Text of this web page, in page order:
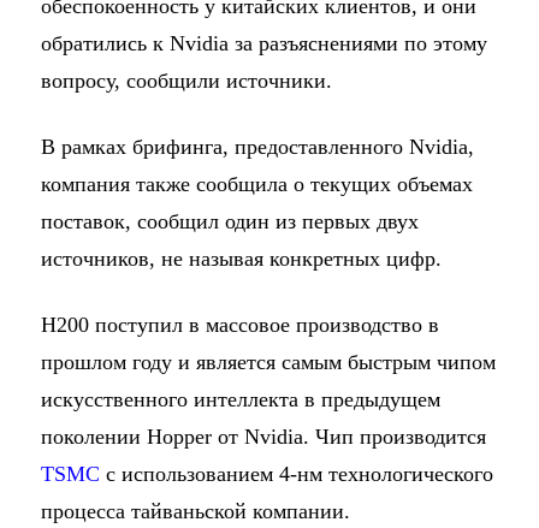
обеспокоенность у китайских клиентов, и они
обратились к Nvidia за разъяснениями по этому
вопросу, сообщили источники.
В рамках брифинга, предоставленного Nvidia,
компания также сообщила о текущих объемах
поставок, сообщил один из первых двух
источников, не называя конкретных цифр.
H200 поступил в массовое производство в
прошлом году и является самым быстрым чипом
искусственного интеллекта в предыдущем
поколении Hopper от Nvidia. Чип производится
TSMC с использованием 4-нм технологического
процесса тайваньской компании.